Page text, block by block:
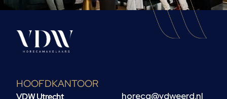
HOOFDKANTOOR
horeca@vdweerd.nl